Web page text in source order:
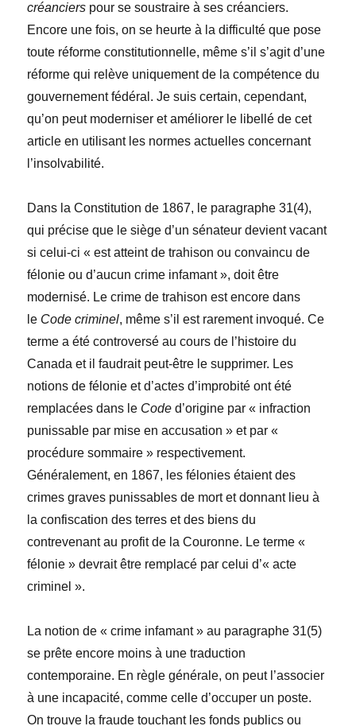
créanciers pour se soustraire à ses créanciers.
Encore une fois, on se heurte à la difficulté que pose
toute réforme constitutionnelle, même s’il s’agit d’une
réforme qui relève uniquement de la compétence du
gouvernement fédéral. Je suis certain, cependant,
qu’on peut moderniser et améliorer le libellé de cet
article en utilisant les normes actuelles concernant
l’insolvabilité.
Dans la Constitution de 1867, le paragraphe 31(4),
qui précise que le siège d’un sénateur devient vacant
si celui-ci « est atteint de trahison ou convaincu de
félonie ou d’aucun crime infamant », doit être
modernisé. Le crime de trahison est encore dans
le Code criminel, même s’il est rarement invoqué. Ce
terme a été controversé au cours de l’histoire du
Canada et il faudrait peut-être le supprimer. Les
notions de félonie et d’actes d’improbité ont été
remplacées dans le Code d’origine par « infraction
punissable par mise en accusation » et par «
procédure sommaire » respectivement.
Généralement, en 1867, les félonies étaient des
crimes graves punissables de mort et donnant lieu à
la confiscation des terres et des biens du
contrevenant au profit de la Couronne. Le terme «
félonie » devrait être remplacé par celui d’« acte
criminel ».
La notion de « crime infamant » au paragraphe 31(5)
se prête encore moins à une traduction
contemporaine. En règle générale, on peut l’associer
à une incapacité, comme celle d’occuper un poste.
On trouve la fraude touchant les fonds publics ou